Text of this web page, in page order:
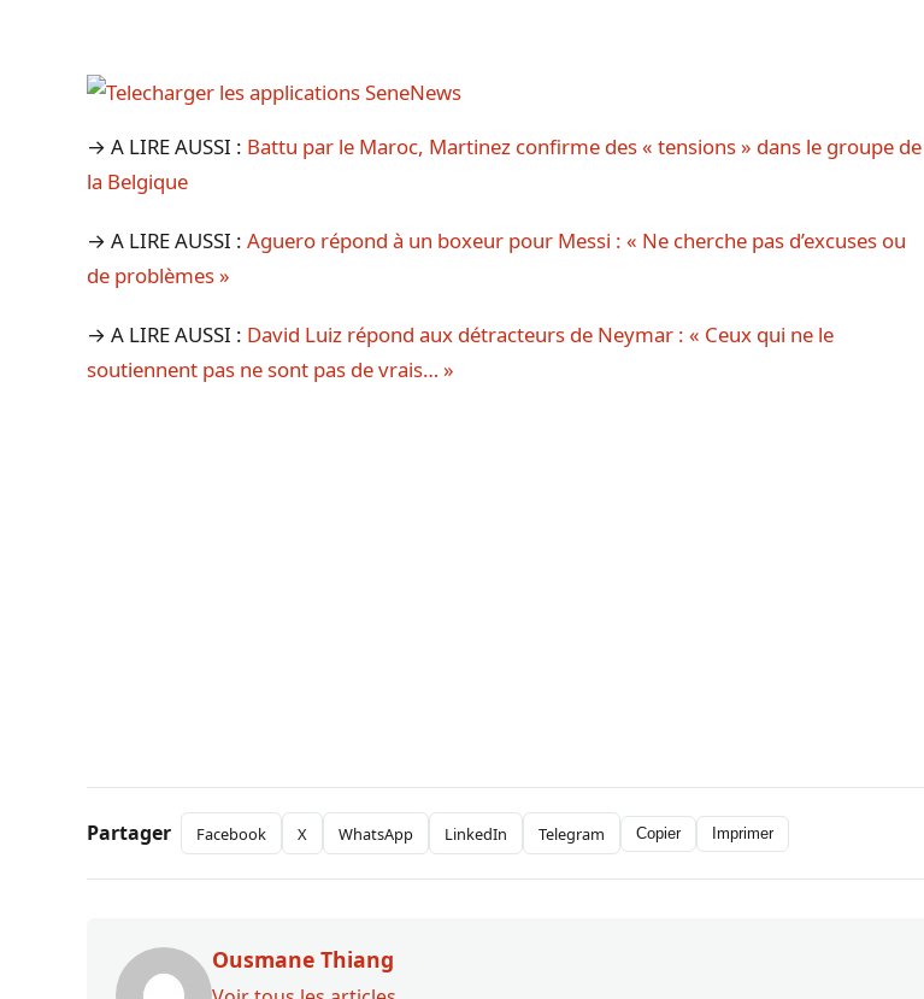
→ A LIRE AUSSI : Battu par le Maroc, Martinez confirme des « tensions » dans le groupe de
la Belgique
→ A LIRE AUSSI : Aguero répond à un boxeur pour Messi : « Ne cherche pas d’excuses ou
de problèmes »
→ A LIRE AUSSI : David Luiz répond aux détracteurs de Neymar : « Ceux qui ne le
soutiennent pas ne sont pas de vrais… »
Partager Facebook X WhatsApp LinkedIn Telegram Copier Imprimer
Ousmane Thiang